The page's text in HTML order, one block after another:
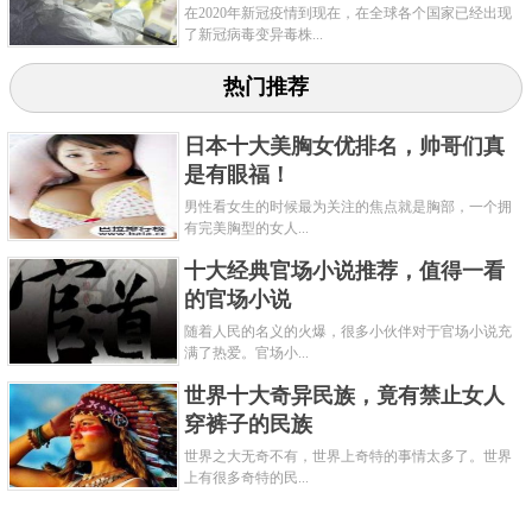
在2020年新冠疫情到现在，在全球各个国家已经出现
了新冠病毒变异毒株...
热门推荐
日本十大美胸女优排名，帅哥们真
是有眼福！
男性看女生的时候最为关注的焦点就是胸部，一个拥
有完美胸型的女人...
十大经典官场小说推荐，值得一看
的官场小说
随着人民的名义的火爆，很多小伙伴对于官场小说充
满了热爱。官场小...
世界十大奇异民族，竟有禁止女人
穿裤子的民族
世界之大无奇不有，世界上奇特的事情太多了。世界
上有很多奇特的民...